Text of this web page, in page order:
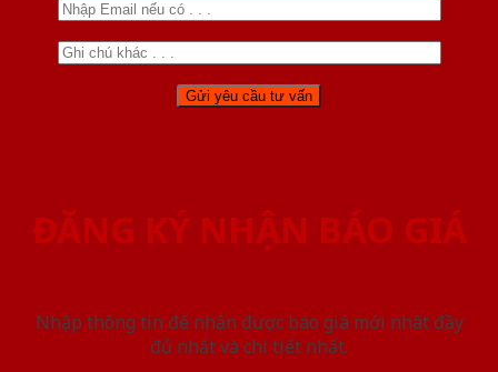
ĐĂNG KÝ NHẬN BÁO GIÁ
Nhập thông tin để nhận được báo giá mới nhât đầy
đủ nhất và chi tiết nhất.